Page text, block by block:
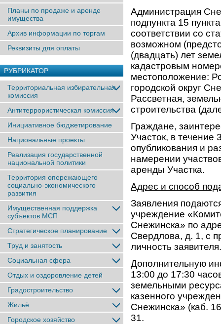
Планы по продаже и аренде
имущества
Архив информации по торгам
Реквизиты для оплаты
РУБРИКАТОР
Территориальная избирательная
комиссия
Антитеррористическая комиссия
Инициативное бюджетирование
Национальные проекты
Реализация государственной
национальной политики
Территория опережающего
социально-экономического
развития
Имущественная поддержка
субъектов МСП
Стратегическое планирование
Труд и занятость
Социальная сфера
Отдых и оздоровление детей
Градостроительство
Жильё
Городское хозяйство
Администрация
подпункта 15
соответствии со
возможном
(двадцать) лет
кадастровым
местоположение:
городской округ
Рассветная,
строительства
Граждане,
Участок, в течение
опубликования и
намерении
аренды Участка.
Адрес и способ
Заявления
учреждение
Снежинска» по
Свердлова, д. 1, с
личность заявителя.
Дополнительную
13:00 до 17:30
земельными
казенного
Снежинска» (каб.
31.